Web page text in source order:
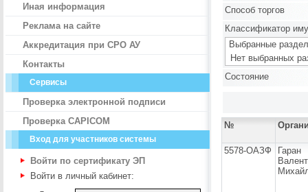
Иная информация
Реклама на сайте
Аккредитация при СРО АУ
Контакты
Сервисы
Проверка электронной подписи
Проверка CAPICOM
Вход для участников системы
Войти по сертификату ЭП
Войти в личный кабинет:
Способ торгов
Классификатор
Выбранные
Нет выбранных
Состояние
№
5578-ОАЗФ
Гаран